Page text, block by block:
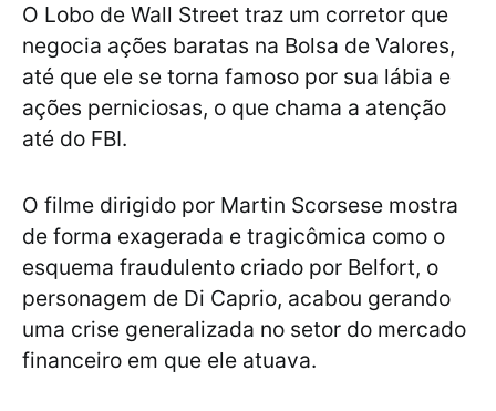
O Lobo de Wall Street traz um corretor que
negocia ações baratas na Bolsa de Valores,
até que ele se torna famoso por sua lábia e
ações perniciosas, o que chama a atenção
até do FBI.
O filme dirigido por Martin Scorsese mostra
de forma exagerada e tragicômica como o
esquema fraudulento criado por Belfort, o
personagem de Di Caprio, acabou gerando
uma crise generalizada no setor do mercado
financeiro em que ele atuava.